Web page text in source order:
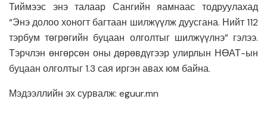
Тиймээс энэ талаар Сангийн яамнаас тодруулахад
“Энэ долоо хоногт багтаан шилжүүлж дуусгана. Нийт 112
тэрбум төгрөгийн буцаан олголтыг шилжүүлнэ” гэлээ.
Тэрчлэн өнгөрсөн оны дөрөвдүгээр улирлын НӨАТ-ын
буцаан олголтыг 1.3 сая иргэн авах юм байна.
Мэдээллийн эх сурвалж: eguur.mn